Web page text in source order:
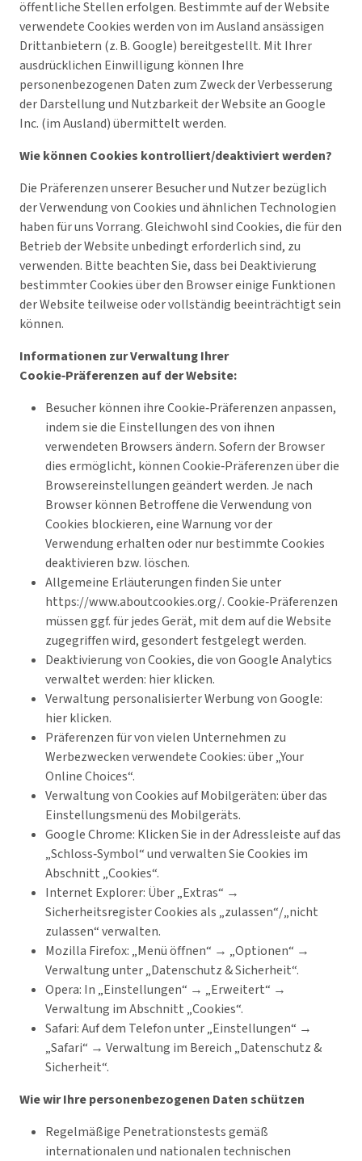
öffentliche Stellen erfolgen. Bestimmte auf der Website
verwendete Cookies werden von im Ausland ansässigen
Drittanbietern (z. B. Google) bereitgestellt. Mit Ihrer
ausdrücklichen Einwilligung können Ihre
personenbezogenen Daten zum Zweck der Verbesserung
der Darstellung und Nutzbarkeit der Website an Google
Inc. (im Ausland) übermittelt werden.
Wie können Cookies kontrolliert/deaktiviert werden?
Die Präferenzen unserer Besucher und Nutzer bezüglich
der Verwendung von Cookies und ähnlichen Technologien
haben für uns Vorrang. Gleichwohl sind Cookies, die für den
Betrieb der Website unbedingt erforderlich sind, zu
verwenden. Bitte beachten Sie, dass bei Deaktivierung
bestimmter Cookies über den Browser einige Funktionen
der Website teilweise oder vollständig beeinträchtigt sein
können.
Informationen zur Verwaltung Ihrer
Cookie‑Präferenzen auf der Website:
Besucher können ihre Cookie‑Präferenzen anpassen,
indem sie die Einstellungen des von ihnen
verwendeten Browsers ändern. Sofern der Browser
dies ermöglicht, können Cookie‑Präferenzen über die
Browsereinstellungen geändert werden. Je nach
Browser können Betroffene die Verwendung von
Cookies blockieren, eine Warnung vor der
Verwendung erhalten oder nur bestimmte Cookies
deaktivieren bzw. löschen.
Allgemeine Erläuterungen finden Sie unter
https://www.aboutcookies.org/. Cookie‑Präferenzen
müssen ggf. für jedes Gerät, mit dem auf die Website
zugegriffen wird, gesondert festgelegt werden.
Deaktivierung von Cookies, die von Google Analytics
verwaltet werden: hier klicken.
Verwaltung personalisierter Werbung von Google:
hier klicken.
Präferenzen für von vielen Unternehmen zu
Werbezwecken verwendete Cookies: über „Your
Online Choices“.
Verwaltung von Cookies auf Mobilgeräten: über das
Einstellungsmenü des Mobilgeräts.
Google Chrome: Klicken Sie in der Adressleiste auf das
„Schloss‑Symbol“ und verwalten Sie Cookies im
Abschnitt „Cookies“.
Internet Explorer: Über „Extras“ →
Sicherheitsregister Cookies als „zulassen“/„nicht
zulassen“ verwalten.
Mozilla Firefox: „Menü öffnen“ → „Optionen“ →
Verwaltung unter „Datenschutz & Sicherheit“.
Opera: In „Einstellungen“ → „Erweitert“ →
Verwaltung im Abschnitt „Cookies“.
Safari: Auf dem Telefon unter „Einstellungen“ →
„Safari“ → Verwaltung im Bereich „Datenschutz &
Sicherheit“.
Wie wir Ihre personenbezogenen Daten schützen
Regelmäßige Penetrationstests gemäß
internationalen und nationalen technischen